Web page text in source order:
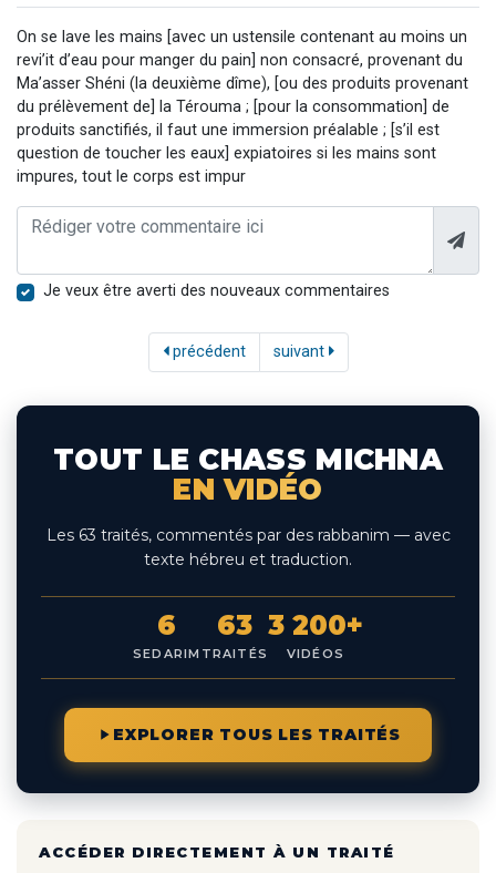
On se lave les mains [avec un ustensile contenant au moins un
revi’it d’eau pour manger du pain] non consacré, provenant du
Ma’asser Shéni (la deuxième dîme), [ou des produits provenant
du prélèvement de] la Térouma ; [pour la consommation] de
produits sanctifiés, il faut une immersion préalable ; [s’il est
question de toucher les eaux] expiatoires si les mains sont
impures, tout le corps est impur
Je veux être averti des nouveaux commentaires
précédent suivant
TOUT LE CHASS MICHNA
EN VIDÉO
Les 63 traités, commentés par des rabbanim — avec
texte hébreu et traduction.
6
SEDARIM
63
TRAITÉS
3 200+
VIDÉOS
EXPLORER TOUS LES TRAITÉS
ACCÉDER DIRECTEMENT À UN TRAITÉ